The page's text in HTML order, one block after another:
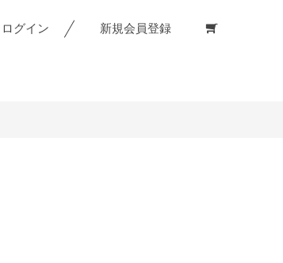
ログイン 新規会員登録